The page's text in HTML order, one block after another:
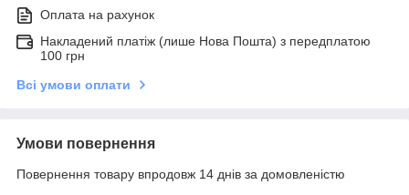
Оплата на рахунок
Накладений платіж (лише Нова Пошта) з передплатою
100 грн
Всі умови оплати
Умови повернення
Повернення товару впродовж 14 днів за домовленістю